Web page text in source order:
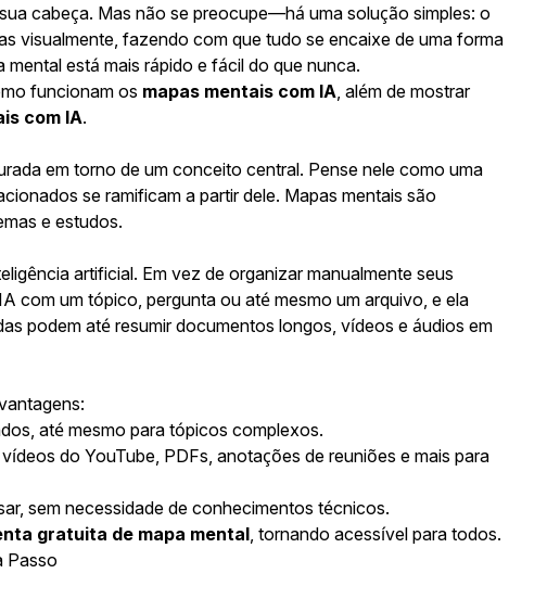
cabeça. Mas não se preocupe—há uma solução simples: o
visualmente, fazendo com que tudo se encaixe de uma forma
mental está mais rápido e fácil do que nunca.
funcionam os mapas mentais com IA, além de mostrar
com IA.
em torno de um conceito central. Pense nele como uma
se ramificam a partir dele. Mapas mentais são
e estudos.
artificial. Em vez de organizar manualmente seus
com um tópico, pergunta ou até mesmo um arquivo, e ela
podem até resumir documentos longos, vídeos e áudios em
até mesmo para tópicos complexos.
do YouTube, PDFs, anotações de reuniões e mais para
sem necessidade de conhecimentos técnicos.
gratuita de mapa mental, tornando acessível para todos.
Passo